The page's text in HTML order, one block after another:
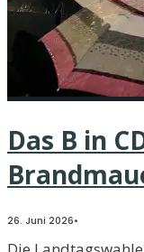
Das B in
26. Juni 2026•